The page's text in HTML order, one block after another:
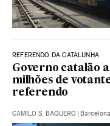
REFERENDO DA CATALUNHA
Governo catalão
milhões de
referendo
CAMILO S. BAQUERO Barcelona